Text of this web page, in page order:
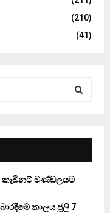
(210)
(41)
E
A
කැබිනට් මණ්ඩලයට
කාලය ජූලි 7